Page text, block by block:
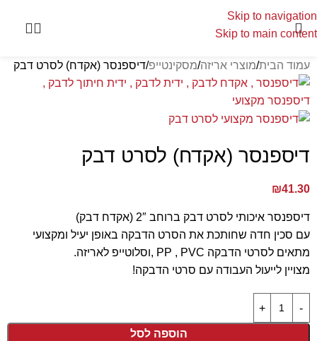
Skip to navigation
Skip to main content
עמוד הבית מוצרי אריזה מסקינטייפ דיספנסר (אקדח) לסרט דבק
דיספנסר (אקדח) לסרט דבק
₪41.30
דיספנסר איכותי לסרט דבק ברוחב 2″ (אקדח דבק)
עם סכין חדה שחותכת את הסרט הדבקה באופן יעיל ומקצועי
מתאים לסרטי הדבקה PP , PVC ,וסלוטייפ לאריזה.
מצויין לייעול העבודה עם סרטי הדבקה!
הוספה לסל